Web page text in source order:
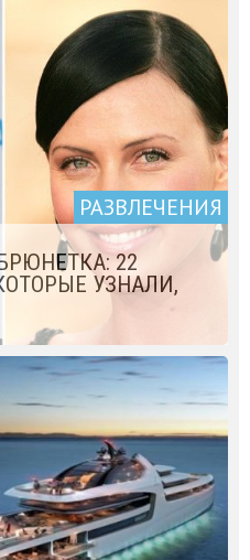
РАЗВЛЕЧЕНИЯ
22
УЗНАЛИ,